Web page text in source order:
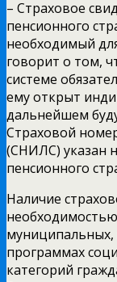
– Страховое
пенсионного
необходимый
говорит о том,
системе
ему открыт
дальнейшем
Страховой
(СНИЛС) указан
пенсионного
Наличие
муниципальных,
программах
категорий